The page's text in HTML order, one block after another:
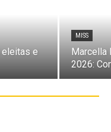
eleitas e
MISS
Marcella
2026: